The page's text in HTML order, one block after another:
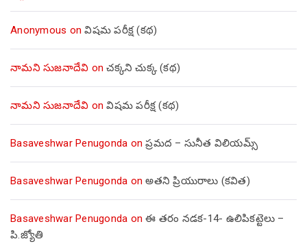
Anonymous onవిషమ పరీక్ష (క‌థ‌)
నామని సుజనాదేవి onచక్కని చుక్క (కథ)
నామని సుజనాదేవి onవిషమ పరీక్ష (క‌థ‌)
Basaveshwar Penugonda onప్రమద – సునీత విలియమ్స్
Basaveshwar Penugonda onఅతని ప్రియురాలు (కవిత)
Basaveshwar Penugonda onఈ తరం నడక-14- ఉలిపికట్టెలు –
పి.జ్యోతి